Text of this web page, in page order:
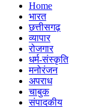
Home
भारत
छत्तीसगढ़
व्यापार
रोजगार
धर्म-संस्कृति
मनोरंजन
अपराध
चाबुक
संपादकीय